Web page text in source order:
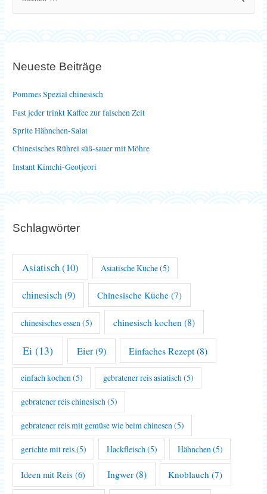
n
c
h
:
Neueste Beiträge
Pommes Spezial chinesisch
Fast jeder trinkt Kaffee zur falschen Zeit
Sprite Hähnchen-Salat
Chinesisches Rührei süß-sauer mit Möhre
Instant Kimchi-Geotjeori
Schlagwörter
Asiatisch(10) Asiatische Küche(5)
chinesisch(9) Chinesische Küche (7)
chinesisches essen(5) chinesisch kochen (8)
Ei (13) Eier(9) Einfaches Rezept(8)
einfach kochen(5) gebratener reis asiatisch(5)
gebratener reis chinesisch (5)
gebratener reis mit gemüse wie beim chinesen (5)
gerichte mit reis(5) Hackfleisch (5) Hähnchen (5)
Ideen mit Reis (6) Ingwer(8) Knoblauch (7)